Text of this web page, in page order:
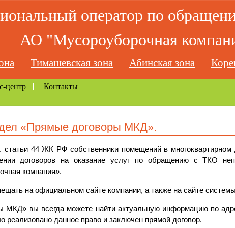
оператор по
АО "Мусороуборочная
Тимашевская зона Абинская зона
центр Контакты
«Прямые договоры МКД».
статьи 44 ЖК РФ собственники помещений в
договоров на оказание услуг по обращению с ТКО
компания».
на официальном сайте компании, а также на сайте
МКД»вы всегда можете найти актуальную информацию по
реализовано данное право и заключен прямой договор.